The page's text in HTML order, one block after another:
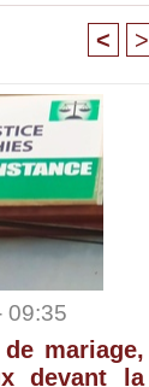
< >
09:35
mariage,
devant la